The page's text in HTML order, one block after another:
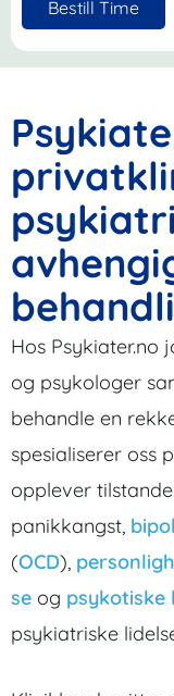
Bestill Time
Hos
og psykologer
behandle en
spesialiserer oss
opplever
panikkangst,
(OCD),
se og psykotiske
psykiatriske